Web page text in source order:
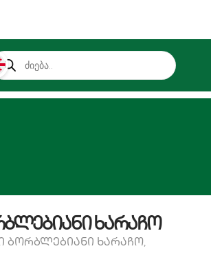
ხარაჩო
ბორბლებიანი ხარაჩო,